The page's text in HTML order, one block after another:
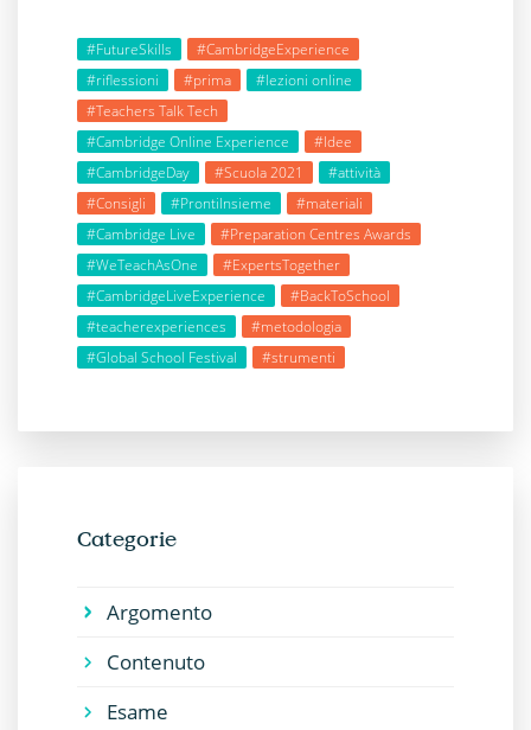
#FutureSkills
#CambridgeExperience
#riflessioni
#prima
#lezioni online
#Teachers Talk Tech
#Cambridge Online Experience
#Idee
#CambridgeDay
#Scuola 2021
#attività
#Consigli
#ProntiInsieme
#materiali
#Cambridge Live
#Preparation Centres Awards
#WeTeachAsOne
#ExpertsTogether
#CambridgeLiveExperience
#BackToSchool
#teacherexperiences
#metodologia
#Global School Festival
#strumenti
Categorie
Argomento
Contenuto
Esame